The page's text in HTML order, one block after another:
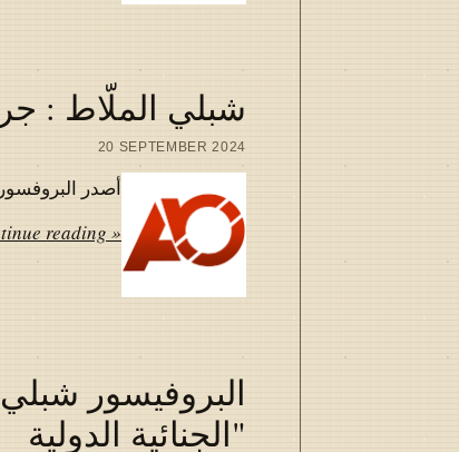
شبلي الملّاط :
20 SEPTEMBER 2024
أصدر
reading »
البروفيسور
"الجنائية الدولية